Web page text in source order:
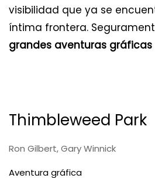
visibilidad que ya se
íntima frontera.
grandes aventuras gráficas
Thimbleweed Park
Ron Gilbert, Gary Winnick
Aventura gráfica